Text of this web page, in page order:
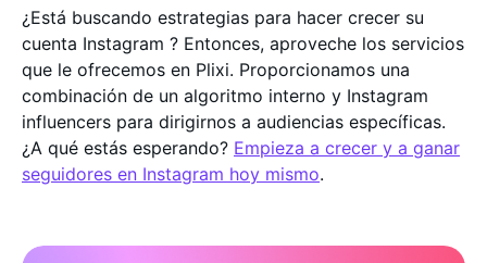
¿Está buscando estrategias para hacer crecer su
cuenta Instagram ? Entonces, aproveche los servicios
que le ofrecemos en Plixi. Proporcionamos una
combinación de un algoritmo interno y Instagram
influencers para dirigirnos a audiencias específicas.
¿A qué estás esperando? Empieza a crecer y a ganar
seguidores en Instagram hoy mismo.